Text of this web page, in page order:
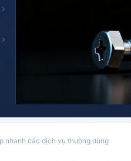
nhanh các dịch vụ thường dùng